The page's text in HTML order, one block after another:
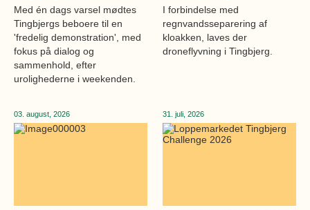
Fælleslokaler
Dokumenter
Øvrige
Med én dags varsel mødtes
Tingbjergs beboere til en
'fredelig demonstration', med
fokus på dialog og
sammenhold, efter
urolighederne i weekenden.
I forbindelse med
regnvandsseparering af
kloakken, laves der
droneflyvning i Tingbjerg.
03. august, 2026 31. juli, 2026